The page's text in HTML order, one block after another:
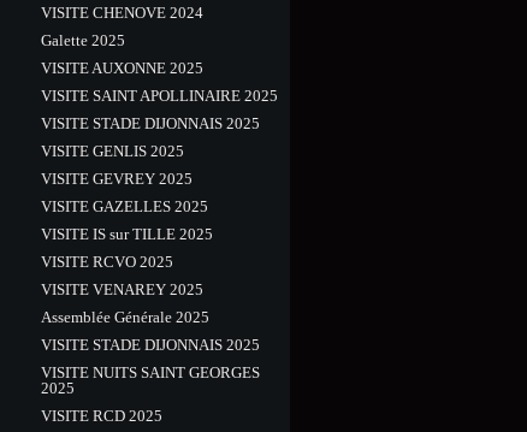
VISITE CHENOVE 2024
Galette 2025
VISITE AUXONNE 2025
VISITE SAINT APOLLINAIRE 2025
VISITE STADE DIJONNAIS 2025
VISITE GENLIS 2025
VISITE GEVREY 2025
VISITE GAZELLES 2025
VISITE IS sur TILLE 2025
VISITE RCVO 2025
VISITE VENAREY 2025
Assemblée Générale 2025
VISITE STADE DIJONNAIS 2025
VISITE NUITS SAINT GEORGES
2025
VISITE RCD 2025